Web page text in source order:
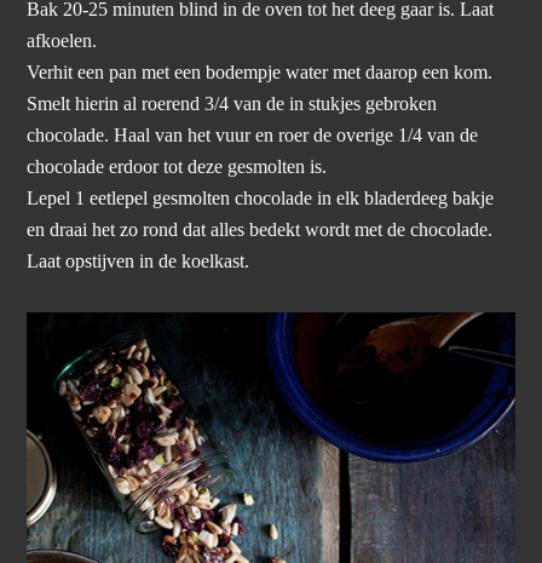
Bak 20-25 minuten blind in de oven tot het deeg gaar is. Laat
afkoelen.
Verhit een pan met een bodempje water met daarop een kom.
Smelt hierin al roerend 3/4 van de in stukjes gebroken
chocolade. Haal van het vuur en roer de overige 1/4 van de
chocolade erdoor tot deze gesmolten is.
Lepel 1 eetlepel gesmolten chocolade in elk bladerdeeg bakje
en draai het zo rond dat alles bedekt wordt met de chocolade.
Laat opstijven in de koelkast.